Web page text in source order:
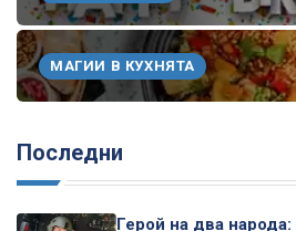
МАГИИ В КУХНЯТА
Последни
Герой на два